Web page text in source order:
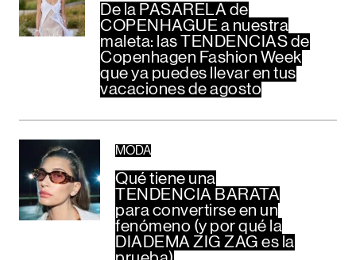
De la PASARELA de
COPENHAGUE a nuestra
maleta: las TENDENCIAS de
Copenhagen Fashion Week
que ya puedes llevar en tus
vacaciones de agosto
MODA
Qué tiene una
TENDENCIA BARATA
para convertirse en un
fenómeno (y por qué la
DIADEMA ZIG ZAG es la